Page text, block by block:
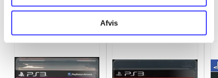
Afvis